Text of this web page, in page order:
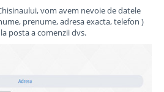
vom avem nevoie de datele
prenume, adresa exacta, telefon )
posta a comenzii dvs.